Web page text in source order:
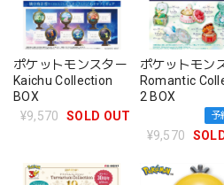
ポケットモンスター
Kaichu Collection
BOX
¥9,570
SOLD OUT
ポケットモン
Romantic
2 BOX
予
¥9,570